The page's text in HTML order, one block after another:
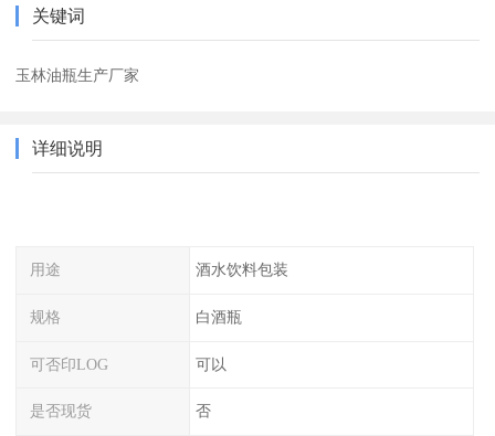
关键词
玉林油瓶生产厂家
详细说明
用途 酒水饮料包装
规格 白酒瓶
可否印LOG 可以
是否现货 否